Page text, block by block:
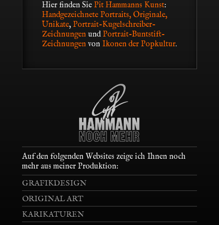
Hier finden Sie Pit Hammanns Kunst:
Handgezeichnete Portraits, Originale,
Unikate, Portrait-Kugelschreiber-
Zeichnungenund Portrait-Buntstift-
Zeichnungen von Ikonen der Popkultur.
Auf den folgenden Websites zeige ich Ihnen noch
mehr aus meiner Produktion:
GRAFIKDESIGN
ORIGINAL ART
KARIKATUREN